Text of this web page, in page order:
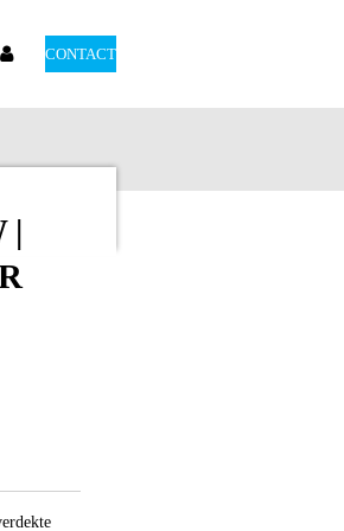
CONTACT
|